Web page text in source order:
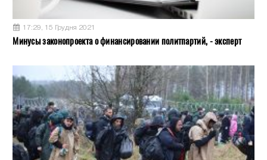
17:29, 15 Грудня 2021
Минусы законопроекта о финансировании политпартий, - эксперт